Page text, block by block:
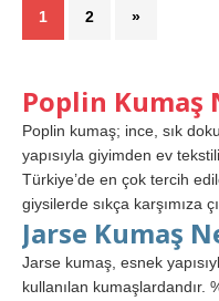
1 2 »
Poplin Kumaş
Poplin kumaş; ince, sık
yapısıyla giyimden ev
Türkiye’de en çok tercih
giysilerde sıkça karşımıza
Jarse Kumaş
Jarse kumaş, esnek
kullanılan kumaşlardandır.